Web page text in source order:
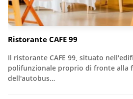
Ristorante CAFE 99
Il ristorante CAFE 99, situato
polifunzionale proprio di fronte alla
dell'autobus…